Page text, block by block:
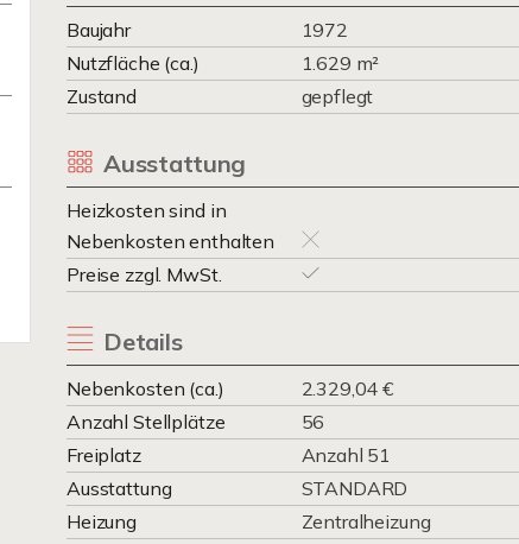
Baujahr 1972
Nutzfläche (ca.)
1.629 m²
Zustand
gepflegt
Ausstattung
Heizkosten sind in
Nebenkosten enthalten
Preise zzgl. MwSt.
Details
Nebenkosten (ca.) 2.329,04 €
Anzahl Stellplätze
56
Freiplatz
Anzahl 51
Ausstattung
STANDARD
Heizung
Zentralheizung